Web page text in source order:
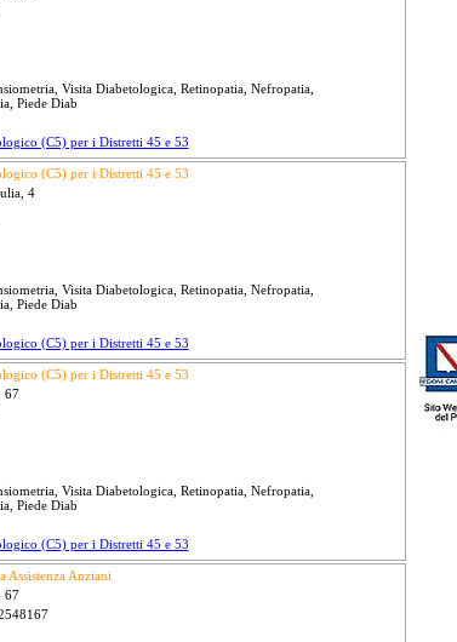
Visita Diabetologica, Retinopatia, Nefropatia,
Piede Diab
(C5) per i Distretti 45 e 53
(C5) per i Distretti 45 e 53
4
Visita Diabetologica, Retinopatia, Nefropatia,
Piede Diab
(C5) per i Distretti 45 e 53
(C5) per i Distretti 45 e 53
67
Visita Diabetologica, Retinopatia, Nefropatia,
Piede Diab
(C5) per i Distretti 45 e 53
Assistenza Anziani
67